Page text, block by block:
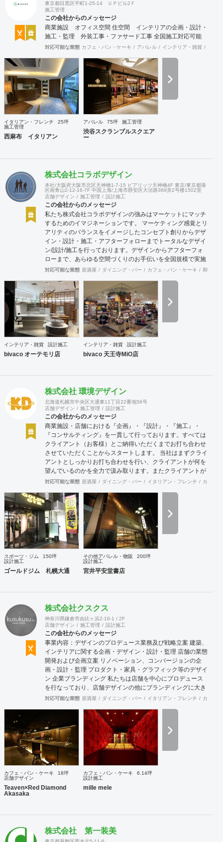
東京都目黒区平町1-25-14 ＵＰビル2Ｆ
施工管理
この会社からのメッセージ
商業施設 オフィス空間 住空間 インテリアの企画・設計・
施工・監理 外装工事・ファサード工事 全国施工対応可能
対応可能な業態 カフェ・パン・ケーキ アパレル インテリア・雑貨
イタリアン・フレンチ
25坪
施工管理
西麻布 イタリアン
アパレル 75坪 施工管理
渋谷スクランブルスクエア
ー
株式会社コラボデザイン
本社/大阪府大阪市北区天神橋1-7-15 ビアリッツ天神橋4F 東京/東京都港
区南青山2-12-16-7F 中国上海/上海市静安区大沽路368弄2号楼1502室
店舗デザイン
施工管理 設計施工
この会社からのメッセージ
私たち株式会社コラボデザインの強みはマーケットにマッチ
するためのイマジネーションです。 マーケティング感覚とリ
アリティのバランスをイメージしたコンセプト創りからデザ
イン・設計・施工・アフターフォローまでトータルなデザイ
ン/設計/施工を行っております。デザインからアフターフォ
ローまで、あらゆる空間づくりのお手伝いを全国規模で実施
できます。上海にもオフィスがございますので、中国での実
対応可能な業態 居酒屋 ダイニング・バー カフェ・パン・ケーキ 和食・
インテリア・雑貨 設計施工
bivaco オーテモリ店
インテリア・雑貨 設計施工
bivaco 天王寺MiO店
株式会社 環境デザイン
北海道札幌市中央区大通東11丁目22番地56号
店舗デザイン
施工管理 設計施工
この会社からのメッセージ
商業施設・店舗における『企画』・『設計』・『施工』・
『コンサルティング』を一貫して行っております。すべては
クライアント（お客様）とご納得いただくまでお打ち合わせ
させていただくことからスタートします。 当社はまずクライ
アントとしっかりお打ち合わせを行い、クライアントが何を
望んでいるのかを全力で汲み取ります。またクライアントが
思い描いていることをどのように表現していいのかお困りの
培ってきた当社ならではのノウハウでご提案いたします。
対応可能な業態 居酒屋 ダイニング・バー イタリアン・フレンチ カフェ
スポーツ・ジム
150坪
設計施工
ゴールドジム 札幌大通
その他アパレル・物販
200坪
設計施工
宮井平安堂書店
株式会社クスクス
神奈川県鎌倉市由比ヶ浜2-16-1 / 2F
店舗デザイン
施工管理 設計施工
この会社からのメッセージ
事業内容：デザインのプロデュース業務及び戦略立案 建築、
インテリアに関する企画・デザイン・設計・監理 店舗の業態
開発および企画立案 リノベーション、コンバージョンの企
画・設計・監理 プロダクト・家具・グラフィック等のデザイ
ン 企業ブランディング 私たちは店舗を中心にプロデュース
を行なっており、店舗デザインの他にブランディングに大き
く力を入れております。ブランディングに時間をかけ、経営
り、社員さんはもちろんのこと、全スタッフまで理念を浸透
させることが重要だと考えます。ブランドの世界感を表現で
きるようブランディングからご一緒させて頂くことで、理念
と一貫性のあるインテリアデザインが表現できると考えてお
ります。さらに、店舗のプレスリリースの作成・発送や、
SNS管理など、メディア面でのサポートも行っております。
また、環境に配慮したインテリアデザインを得意としており
ます。弊社では、店舗を作って終わりではなく、その後も地
域や環境と気持ち良く共存していける店舗を創造することが
対応可能な業態 居酒屋 ダイニング・バー イタリアン・フレンチ カフェ
カフェ・パン・ケーキ
18坪
店舗デザイン
Teaven×Red Diamond
Akasaka
カフェ・パン・ケーキ
6.14坪
設計施工
mille mele
株式会社 第一装美